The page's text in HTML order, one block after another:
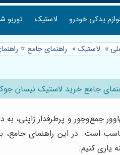
لوازم یدکی خودرو لاستیک توربو
» لاستیک» راهنمای جامع ⭐️
جامع خرید لاستیک نیسان
جمع‌وجور و پرطرفدار ژاپنی،
است. در این راهنمای جامع،
یاری کنیم.